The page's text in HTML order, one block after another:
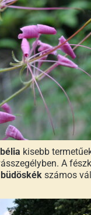
kisebb
A
büdöskék számos